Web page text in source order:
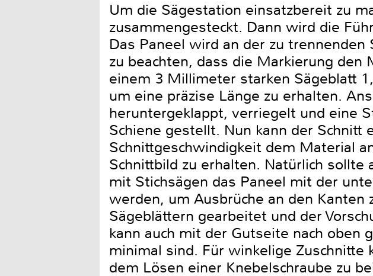
Um die Sägestation einsatzbereit zu
zusammengesteckt. Dann wird die
Das Paneel wird an der zu
zu beachten, dass die Markierung
einem 3 Millimeter starken Sägeblatt
um eine präzise Länge zu erhalten.
heruntergeklappt, verriegelt und eine
Schiene gestellt. Nun kann der Schnitt
Schnittgeschwindigkeit dem Material
Schnittbild zu erhalten. Natürlich
mit Stichsägen das Paneel mit der
werden, um Ausbrüche an den
Sägeblättern gearbeitet und der
kann auch mit der Gutseite nach
minimal sind. Für winkelige Zuschnitte
dem Lösen einer Knebelschraube zu